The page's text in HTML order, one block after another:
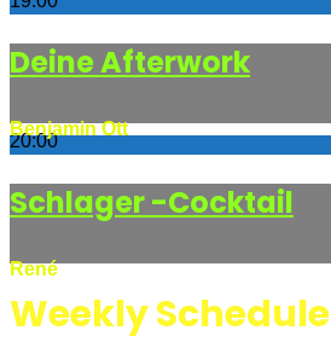
Deine Afterwork
Benjamin Ott
20:00
Schlager -Cocktail
René
Weekly Schedule